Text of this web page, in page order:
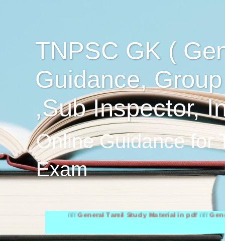
TNPSC GK (
Guidance,
,Sub Inspector,
Online Guidance for
Exam
General Tamil Study Material in pdf////General